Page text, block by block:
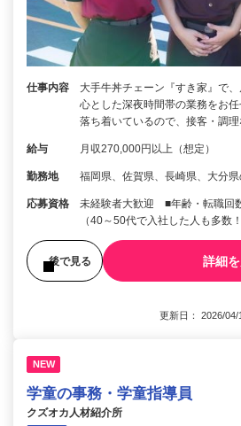
仕事内容
大手牛丼チェーン『すき家』で
心とした深夜時間帯の業務をお
落ち着いているので、接客・調
給与 月収270,000円以上（想定）
勤務地 福岡県、佐賀県、長崎県、大分
応募資格
未経験者大歓迎 ■年齢・転職回
（40～50代で入社した人も多
後で見る 詳細
更新日： 2026/
NEW
学童の事務・学童指導員
クズオカ人材紹介所